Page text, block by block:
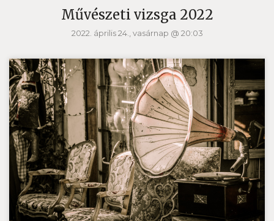
Művészeti vizsga 2022
2022. április 24., vasárnap @ 20:03